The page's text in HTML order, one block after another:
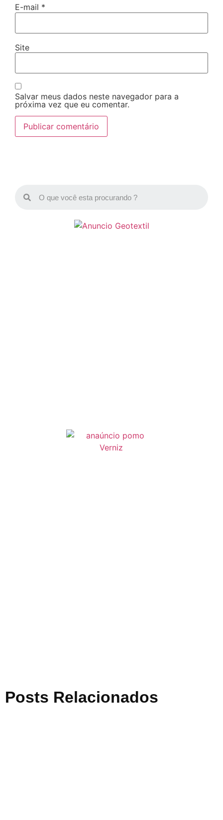
E-mail *
Site
Salvar meus dados neste navegador para a
próxima vez que eu comentar.
Posts Relacionados